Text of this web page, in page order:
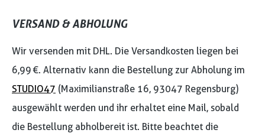
VERSAND & ABHOLUNG
Wir versenden mit DHL. Die Versandkosten liegen bei
6,99 €. Alternativ kann die Bestellung zur Abholung im
STUDIO47 (Maximilianstraße 16, 93047 Regensburg)
ausgewählt werden und ihr erhaltet eine Mail, sobald
die Bestellung abholbereit ist. Bitte beachtet die